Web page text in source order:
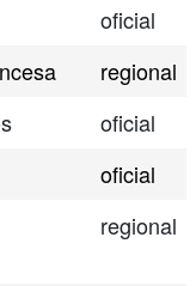
oficial
regional
oficial
oficial
regional